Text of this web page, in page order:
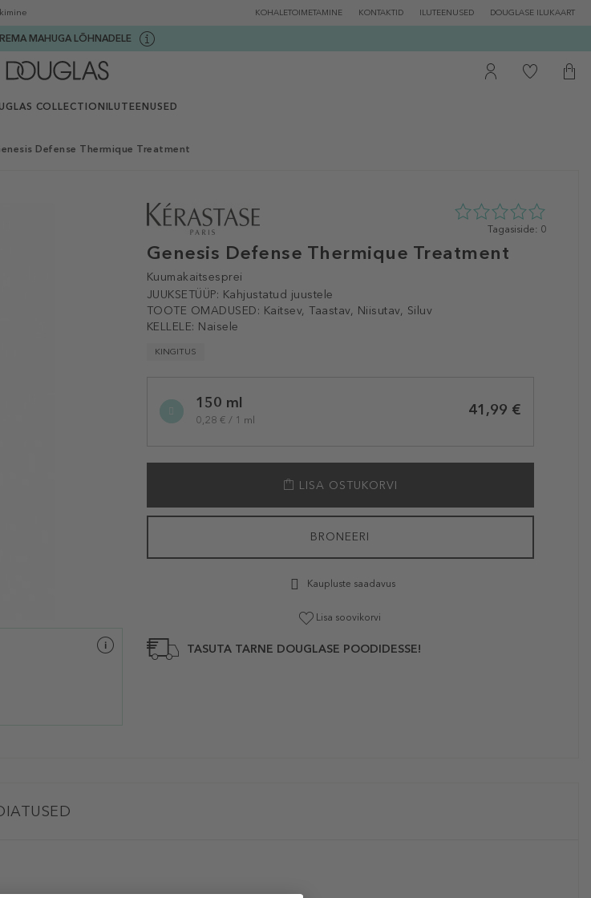
KOHALETOIMETAMINE KONTAKTID ILUTEENUSED DOUGLASE ILUKAART
MAHUGA LÕHNADELE
COLLECTION ILUTEENUSED
Defense Thermique Treatment
Genesis Defense Thermique Treatment
Kuumakaitsesprei
JUUKSETÜÜP: Kahjustatud juustele
TOOTE OMADUSED: Kaitsev, Taastav, Niisutav, Siluv
KELLELE: Naisele
KINGITUS
0
5st
Tagasiside: 0
variation150 ml
0,28 € / 1 ml
41,99 €
LISA OSTUKORVI
BRONEERI
Kaupluste saadavus
Lisa soovikorvi
TASUTA TARNE DOUGLASE POODIDESSE!